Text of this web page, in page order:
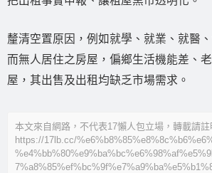
釐清空置原因，例如就學、就業、就醫
而無人居住之房屋，偏鄉生活機能差、
屋，其出售及出租均缺乏市場需求。
本文來自網路，不代表17懶人包立場，轉載請註
https://17lb.cc/